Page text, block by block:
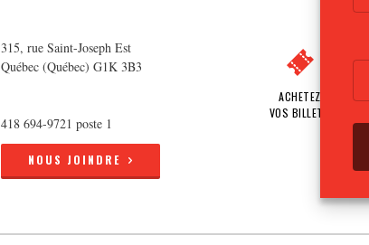
315, rue Saint-Joseph Est
Québec (Québec) G1K 3B3
418 694-9721 poste 1
NOUS JOINDRE
ACHETEZ
VOS BILLETS